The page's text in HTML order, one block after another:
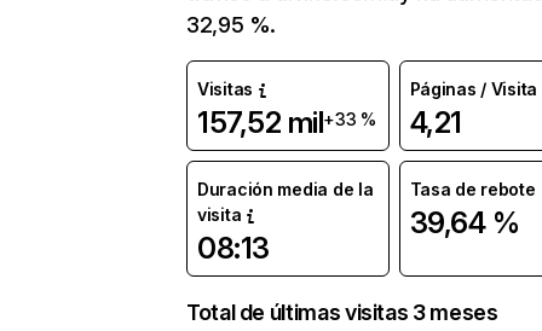
32,95 %.
Visitas
157,52 mil+33 %
Páginas / Visita
4,21
Duración media de la
visita
08:13
Tasa de rebote
39,64 %
Total de últimas visitas 3 meses